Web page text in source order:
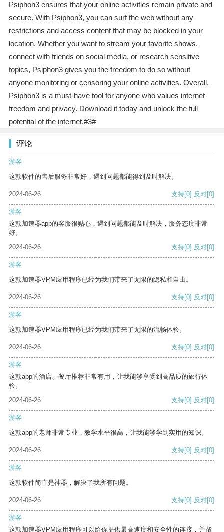
Psiphon3 ensures that your online activities remain private and
secure. With Psiphon3, you can surf the web without any
restrictions and access content that may be blocked in your
location. Whether you want to stream your favorite shows,
connect with friends on social media, or research sensitive
topics, Psiphon3 gives you the freedom to do so without
anyone monitoring or censoring your online activities. Overall,
Psiphon3 is a must-have tool for anyone who values internet
freedom and privacy. Download it today and unlock the full
potential of the internet.#3#
评论
游客
这款软件的售后服务非常好，遇到问题都能得到及时解决。
2024-06-26 支持[0] 反对[0]
游客
这款加速器app的客服很贴心，遇到问题都能及时解决，服务态度非常
好。
2024-06-26
支持[0] 反对[0]
游客
这款加速器VPM应用程序已经为我们带来了无限的隐私和自由。
2024-06-26 支持[0] 反对[0]
游客
这款加速器VPM应用程序已经为我们带来了无限的流畅体验。
2024-06-26 支持[0] 反对[0]
游客
这款app的酒店、餐厅推荐非常有用，让我能够享受到高品质的旅行体
验。
2024-06-26
支持[0] 反对[0]
游客
这款app的老师非常专业，教学水平很高，让我能够学到实用的知识。
2024-06-26 支持[0] 反对[0]
游客
这款软件简直是神器，解决了我所有问题。
2024-06-26 支持[0] 反对[0]
游客
这款加速器VPM应用程序可以给你提供最高速度和安全性的连接，并帮